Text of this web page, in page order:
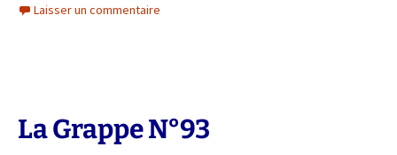
Laisser un commentaire
La Grappe N°93